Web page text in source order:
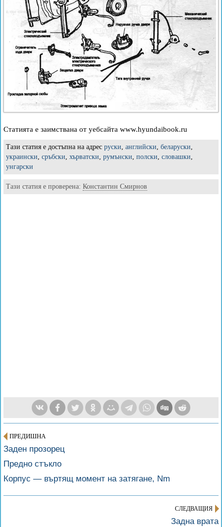
Статията е заимствана от уебсайта www.hyundaibook.ru
Тази статия е достъпна на адрес руски, английски, беларуски,
украински, сръбски, хърватски, румънски, полски, словашки,
унгарски
Тази статия е проверена: Константин Смирнов
ПРЕДИШНА
Заден прозорец
Предно стъкло
Корпус — въртящ момент на затягане, Nm
СЛЕДВАЩИЯ
Задна врата